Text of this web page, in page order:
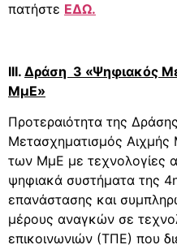
πατήστε ΕΔΩ.
ΙΙΙ. Δράση 3 «Ψηφιακός
ΜμΕ»
Προτεραιότητα της
Μετασχηματισμός Αιχμής
των ΜμΕ με τεχνολογίες
ψηφιακά συστήματα της
επανάστασης και
μέρους αναγκών σε
επικοινωνιών (ΤΠΕ) που